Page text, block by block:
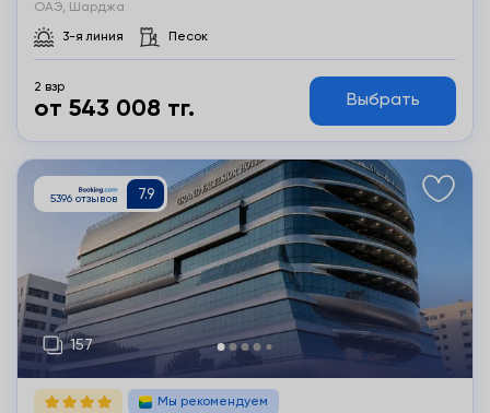
ОАЭ, Шарджа
3-я линия Песок
2 взр
от 543 008 тг. Выбрать
Мы рекомендуем
Подробнее